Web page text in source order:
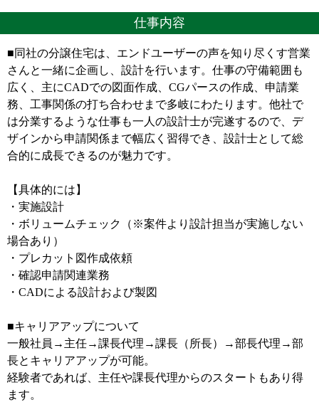
仕事内容
■同社の分譲住宅は、エンドユーザーの声を知り尽くす営業
さんと一緒に企画し、設計を行います。仕事の守備範囲も
広く、主にCADでの図面作成、CGパースの作成、申請業
務、工事関係の打ち合わせまで多岐にわたります。他社で
は分業するような仕事も一人の設計士が完遂するので、デ
ザインから申請関係まで幅広く習得でき、設計士として総
合的に成長できるのが魅力です。
【具体的には】
・実施設計
・ボリュームチェック（※案件より設計担当が実施しない
場合あり）
・プレカット図作成依頼
・確認申請関連業務
・CADによる設計および製図
■キャリアアップについて
一般社員→主任→課長代理→課長（所長）→部長代理→部
長とキャリアアップが可能。
経験者であれば、主任や課長代理からのスタートもあり得
ます。